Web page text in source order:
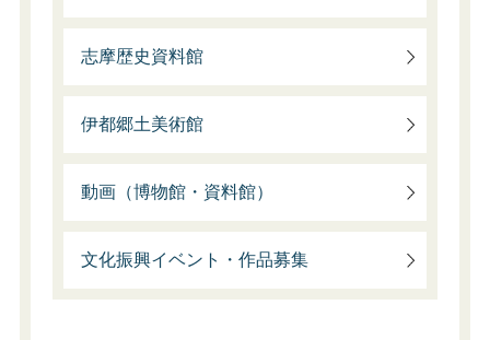
志摩歴史資料館
伊都郷土美術館
動画（博物館・資料館）
文化振興イベント・作品募集